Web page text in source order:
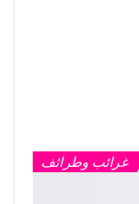
غرائب وطرائف